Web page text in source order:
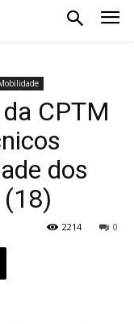
CPTM
dos
0
2214